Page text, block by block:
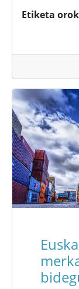
Etiketa